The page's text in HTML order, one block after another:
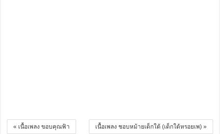
เนื้อเพลง ชอบหม้ายเด็กใต้ (เด็กใต้หรอยเพ) »
« เนื้อเพลง ขอบคุณฟ้า